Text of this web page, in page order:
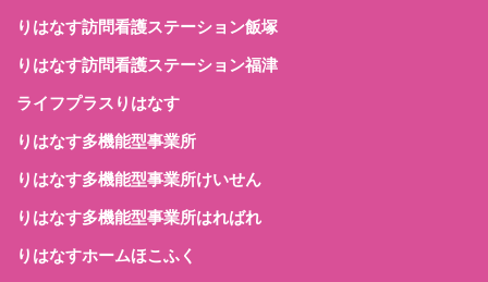
りはなす訪問看護ステーション飯塚
りはなす訪問看護ステーション福津
ライフプラスりはなす
りはなす多機能型事業所
りはなす多機能型事業所けいせん
りはなす多機能型事業所はればれ
りはなすホームほこふく